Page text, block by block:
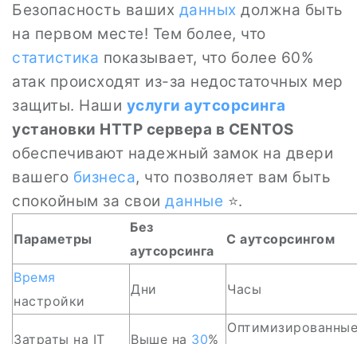
Безопасность ваших данных должна быть
на первом месте! Тем более, что
статистика показывает, что более 60%
атак происходят из-за недостаточных мер
защиты. Наши услуги аутсорсинга
установки HTTP сервера в CENTOS
обеспечивают надежный замок на двери
вашего бизнеса, что позволяет вам быть
спокойным за свои данные ⭐.
Параметры
Без
аутсорсинга
С аутсорсингом
Время
настройки
Дни Часы
Затраты на IT Выше на 30%
Оптимизированные